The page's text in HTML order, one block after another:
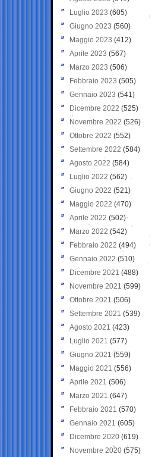
Luglio 2023 (605)
Giugno 2023 (560)
Maggio 2023 (412)
Aprile 2023 (567)
Marzo 2023 (506)
Febbraio 2023 (505)
Gennaio 2023 (541)
Dicembre 2022 (525)
Novembre 2022 (526)
Ottobre 2022 (552)
Settembre 2022 (584)
Agosto 2022 (584)
Luglio 2022 (562)
Giugno 2022 (521)
Maggio 2022 (470)
Aprile 2022 (502)
Marzo 2022 (542)
Febbraio 2022 (494)
Gennaio 2022 (510)
Dicembre 2021 (488)
Novembre 2021 (599)
Ottobre 2021 (506)
Settembre 2021 (539)
Agosto 2021 (423)
Luglio 2021 (577)
Giugno 2021(559)
Maggio 2021 (556)
Aprile 2021 (506)
Marzo 2021 (647)
Febbraio 2021 (570)
Gennaio 2021 (605)
Dicembre 2020 (619)
Novembre 2020 (575)